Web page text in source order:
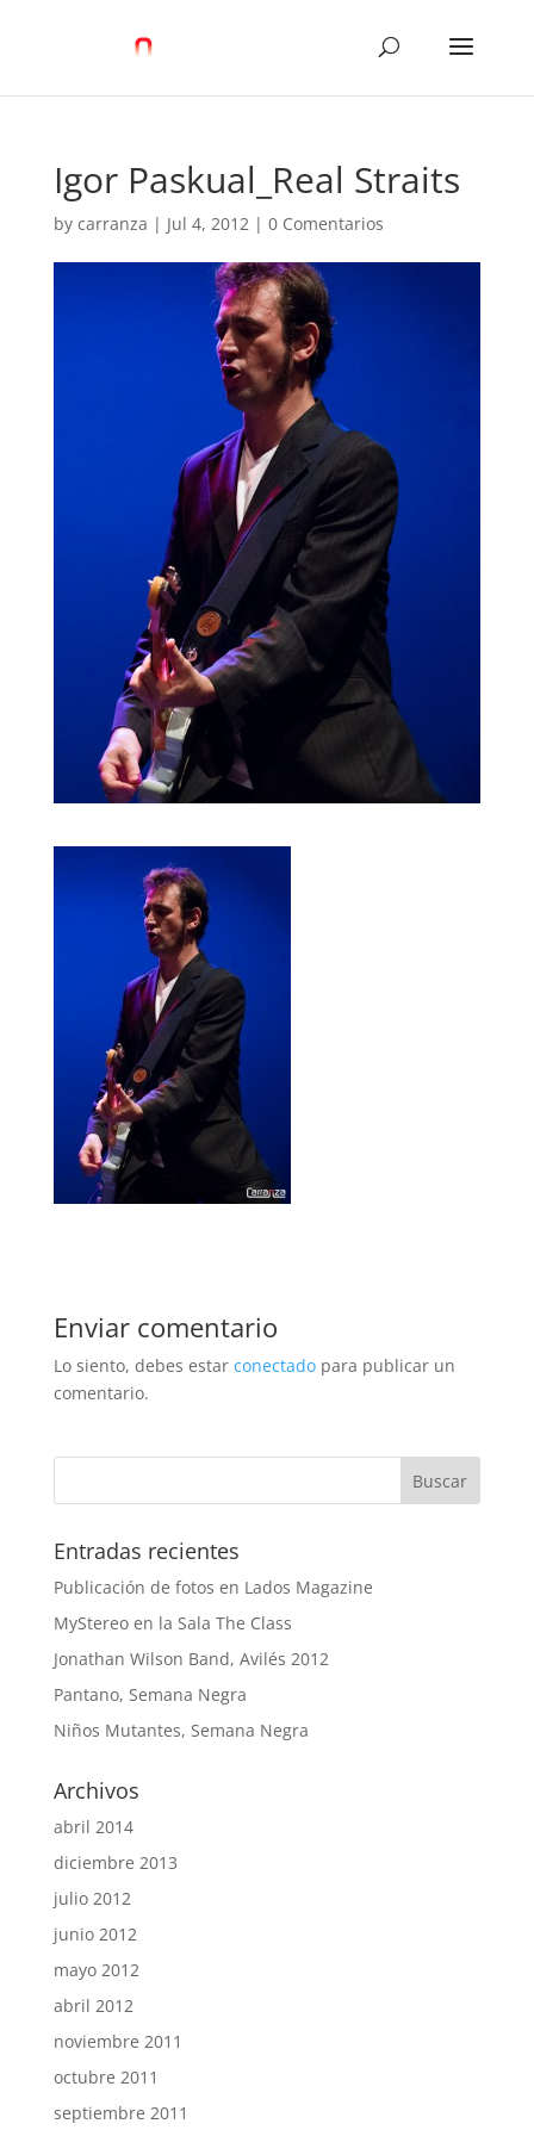
Igor Paskual_Real Straits
by carranza | Jul 4, 2012| 0 Comentarios
Enviar comentario
Lo siento, debes estar conectadopara publicar un
comentario.
Entradas recientes
Publicación de fotos en Lados Magazine
MyStereo en la Sala The Class
Jonathan Wilson Band, Avilés 2012
Pantano, Semana Negra
Niños Mutantes, Semana Negra
Archivos
abril 2014
diciembre 2013
julio 2012
junio 2012
mayo 2012
abril 2012
noviembre 2011
octubre 2011
septiembre 2011